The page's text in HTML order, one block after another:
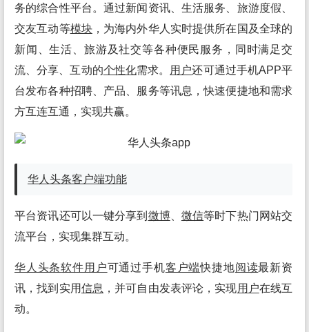
务的综合性平台。通过新闻资讯、生活服务、旅游度假、
交友互动等模块，为海内外华人实时提供所在国及全球的
新闻、生活、旅游及社交等各种便民服务，同时满足交
流、分享、互动的个性化需求。 用户还可通过手机APP平
台发布各种招聘、产品、服务等讯息，快速便捷地和需求
方互连互通，实现共赢。
华人头条客户端功能
平台资讯还可以一键分享到 微博、 微信等时下热门网站交
流平台，实现集群互动。
华人头条软件用户可通过手机客户端快捷地阅读最新资
讯，找到实用信息 ，并可自由发表评论，实现用户在线互
动。